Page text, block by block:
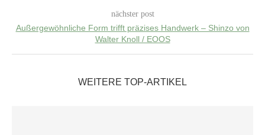
nächster post
Außergewöhnliche Form trifft präzises Handwerk – Shinzo von
Walter Knoll / EOOS
WEITERE TOP-ARTIKEL